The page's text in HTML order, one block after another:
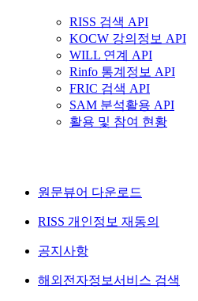
RISS 검색 API
KOCW 강의정보 API
WILL 연계 API
Rinfo 통계정보 API
FRIC 검색 API
SAM 분석활용 API
활용 및 참여 현황
원문뷰어 다운로드
RISS 개인정보 재동의
공지사항
해외전자정보서비스 검색